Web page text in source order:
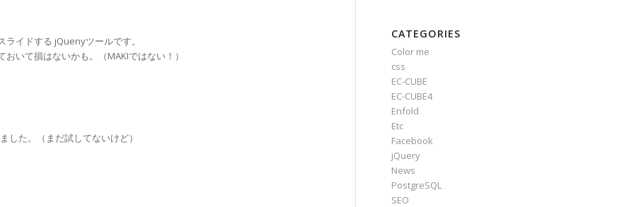
イドする jQuenyツールです。
いて損はないかも。（MAKIではない！）
した。（まだ試してないけど）
CATEGORIES
Color me
css
EC-CUBE
EC-CUBE4
Enfold
Etc
Facebook
jQuery
News
PostgreSQL
SEO